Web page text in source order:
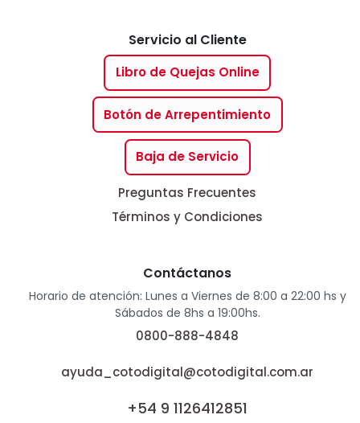
Servicio al Cliente
Libro de Quejas Online
Botón de Arrepentimiento
Baja de Servicio
Preguntas Frecuentes
Términos y Condiciones
Contáctanos
Horario de atención: Lunes a Viernes de 8:00 a 22:00 hs y
Sábados de 8hs a 19:00hs.
0800-888-4848
ayuda_cotodigital@cotodigital.com.ar
+54 9 1126412851